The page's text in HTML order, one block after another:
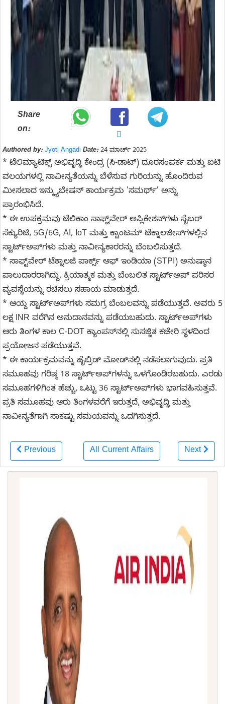
Share
on:
Authored by: Jyoti Angadi Date:24 ಮಾರ್ಚ್ 2025
* ಟೆಲಿಮ್ಯಾಟಿಕ್ಸ್ ಅಭಿವೃದ್ಧಿ ಕೇಂದ್ರ (ಸಿ-ಡಾಟ್) ದೂರಸಂಪರ್ಕ ಮತ್ತು ಐಟಿ
ವಲಯಗಳಲ್ಲಿ ನಾವೀನ್ಯತೆಯನ್ನು ಬೆಳೆಸುವ ಗುರಿಯನ್ನು ಹೊಂದಿರುವ
ಮೀಸಲಾದ ಇನ್ಕ್ಯುಬೇಷನ್ ಕಾರ್ಯಕ್ರಮ 'ಸಮರ್ಥ್' ಅನ್ನು
ಪ್ರಾರಂಭಿಸಿದೆ.
* ಈ ಉಪಕ್ರಮವು ಟೆಲಿಕಾಂ ಸಾಫ್ಟ್‌ವೇರ್ ಅಪ್ಲಿಕೇಶನ್‌ಗಳು ಸೈಬರ್
ಸೆಕ್ಯುರಿಟಿ, 5G/6G, AI, IoT ಮತ್ತು ಕ್ವಾಂಟಮ್ ಟೆಕ್ನಾಲಜೀಸ್‌ಗಳಲ್ಲಿನ
ಸ್ಟಾರ್ಟ್‌ಅಪ್‌ಗಳು ಮತ್ತು ನಾವೀನ್ಯಕಾರರನ್ನು ಬೆಂಬಲಿಸುತ್ತದೆ.
* ಸಾಫ್ಟ್‌ವೇರ್ ಟೆಕ್ನಾಲಜಿ ಪಾರ್ಕ್ಸ್ ಆಫ್ ಇಂಡಿಯಾ (STPI) ಅನುಷ್ಠಾನ
ಪಾಲುದಾರರಾಗಿದ್ದು, ಕ್ರಿಯಾತ್ಮಕ ಮತ್ತು ಬೆಂಬಲಿತ ಸ್ಟಾರ್ಟ್‌ಅಪ್ ಪರಿಸರ
ವ್ಯವಸ್ಥೆಯನ್ನು ರಚಿಸಲು ಸಹಾಯ ಮಾಡುತ್ತದೆ.
* ಆಯ್ದ ಸ್ಟಾರ್ಟ್‌ಅಪ್‌ಗಳು ಸಮಗ್ರ ಬೆಂಬಲವನ್ನು ಪಡೆಯುತ್ತವೆ. ಅವರು 5
ಲಕ್ಷ INR ವರೆಗಿನ ಅನುದಾನವನ್ನು ಪಡೆಯಬಹುದು. ಸ್ಟಾರ್ಟ್‌ಅಪ್‌ಗಳು
ಆರು ತಿಂಗಳ ಕಾಲ C-DOT ಕ್ಯಾಂಪಸ್‌ನಲ್ಲಿ ಸುಸಜ್ಜಿತ ಕಚೇರಿ ಸ್ಥಳದಿಂದ
ಪ್ರಯೋಜನ ಪಡೆಯುತ್ತವೆ.
* ಈ ಕಾರ್ಯಕ್ರಮವನ್ನು ಹೈಬ್ರಿಡ್ ಮೋಡ್‌ನಲ್ಲಿ ನಡೆಸಲಾಗುವುದು. ಪ್ರತಿ
ಸಮೂಹವು ಗರಿಷ್ಠ 18 ಸ್ಟಾರ್ಟ್‌ಅಪ್‌ಗಳನ್ನು ಒಳಗೊಂಡಿರಬಹುದು. ಎರಡು
ಸಮೂಹಗಳಿಗಿಂತ ಹೆಚ್ಚು, ಒಟ್ಟು 36 ಸ್ಟಾರ್ಟ್‌ಅಪ್‌ಗಳು ಭಾಗವಹಿಸುತ್ತವೆ.
ಪ್ರತಿ ಸಮೂಹವು ಆರು ತಿಂಗಳವರೆಗೆ ಇರುತ್ತದೆ, ಅಭಿವೃದ್ಧಿ ಮತ್ತು
ನಾವೀನ್ಯತೆಗಾಗಿ ಸಾಕಷ್ಟು ಸಮಯವನ್ನು ಒದಗಿಸುತ್ತದೆ.
Previous All Current Affairs Next